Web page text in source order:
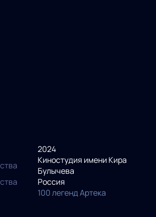
2024
Киностудия имени Кира
Булычева
Россия
100 легенд Артека